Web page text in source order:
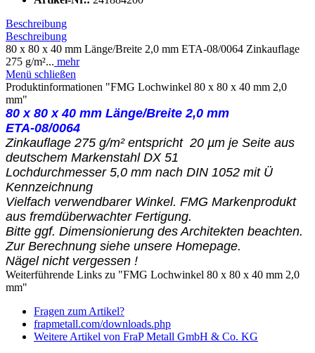
Beschreibung
Beschreibung
80 x 80 x 40 mm Länge/Breite 2,0 mm ETA-08/0064 Zinkauflage
275 g/m²... mehr
Menü schließen
Produktinformationen "FMG Lochwinkel 80 x 80 x 40 mm 2,0
mm"
80 x 80 x 40 mm Länge/Breite 2,0 mm
ETA-08/0064
Zinkauflage 275 g/m² entspricht 20 µm je Seite aus
deutschem Markenstahl DX 51
Lochdurchmesser 5,0 mm nach DIN 1052 mit Ü
Kennzeichnung
Vielfach verwendbarer Winkel. FMG Markenprodukt
aus fremdüberwachter Fertigung.
Bitte ggf. Dimensionierung des Architekten beachten.
Zur Berechnung siehe unsere Homepage.
Nägel nicht vergessen !
Weiterführende Links zu "FMG Lochwinkel 80 x 80 x 40 mm 2,0
mm"
Fragen zum Artikel?
frapmetall.com/downloads.php
Weitere Artikel von FraP Metall GmbH & Co. KG